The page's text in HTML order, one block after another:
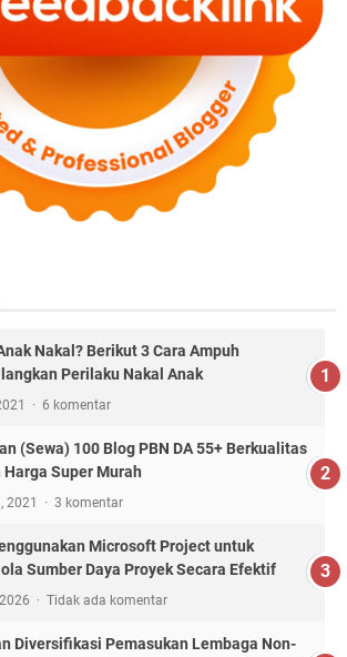
Nakal? Berikut 3 Cara Ampuh
Perilaku Nakal Anak
6 komentar
(Sewa) 100 Blog PBN DA 55+ Berkualitas
Harga Super Murah
2021 3 komentar
Microsoft Project untuk
Sumber Daya Proyek Secara Efektif
Tidak ada komentar
Diversifikasi Pemasukan Lembaga Non-